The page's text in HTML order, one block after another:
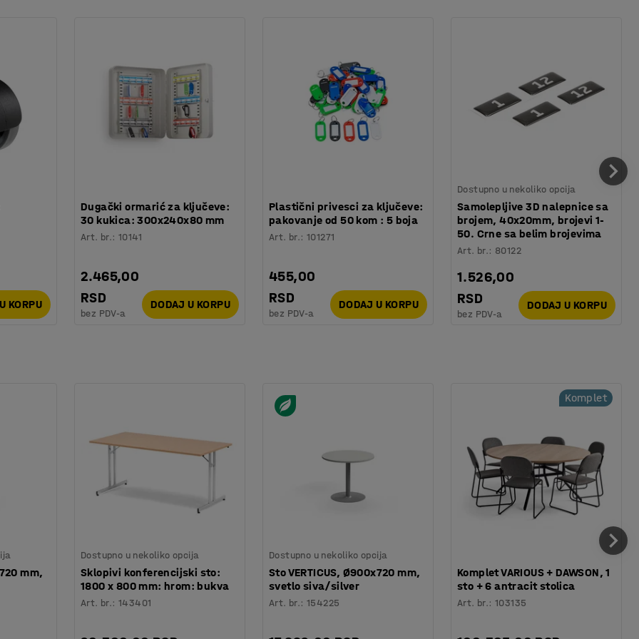
opremanja. Na primer, možete koristiti sto
da biste napravili sto koliko god
enterijera.
KORPU
Dugački ormarić za ključeve:
30 kukica: 300x240x80 mm
Art. br.:10141
2.465,00
RSD
bez PDV-a
DODAJ U KORPU
Plastični privesci za ključeve:
pakovanje od 50 kom : 5 boja
Art. br.:101271
455,00
RSD
bez PDV-a
DODAJ U KORPU
Dostupno u nekoliko opcija
Samolepljive 3D nalepnice sa
brojem, 40x20mm, brojevi 1-
50. Crne sa belim brojevima
Art. br.: 80122
1.526,00
RSD
bez PDV-a
DODAJ U KORPU
mm,
Dostupno u nekoliko opcija
Sklopivi konferencijski sto:
1800 x 800 mm: hrom: bukva
Art. br.:143401
Dostupno u nekoliko opcija
Sto VERTICUS, Ø900x720 mm,
svetlo siva/silver
Art. br.:154225
Komplet
Komplet VARIOUS + DAWSON, 1
sto + 6 antracit stolica
Art. br.:103135